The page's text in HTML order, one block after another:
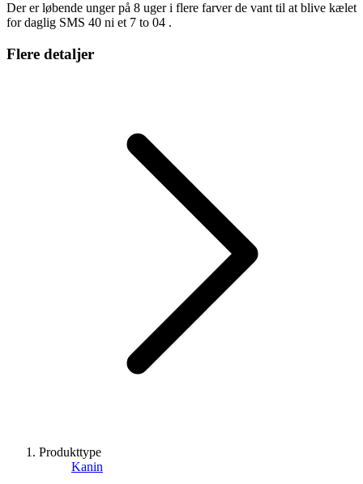
Der er løbende unger på 8 uger i flere farver de vant til at blive kælet
for daglig SMS 40 ni et 7 to 04 .
Flere detaljer
Produkttype
Kanin